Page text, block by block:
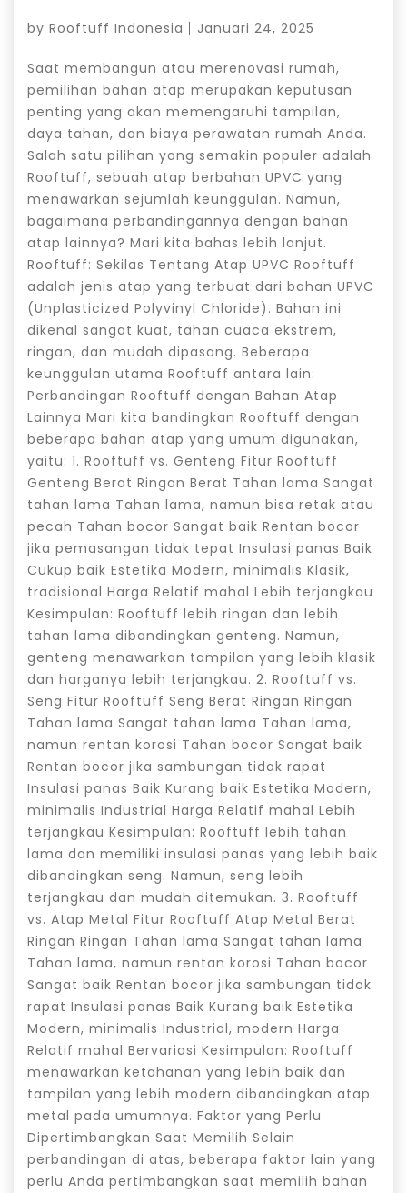
by Rooftuff Indonesia Januari 24, 2025
Saat membangun atau merenovasi rumah,
pemilihan bahan atap merupakan keputusan
penting yang akan memengaruhi tampilan,
daya tahan, dan biaya perawatan rumah Anda.
Salah satu pilihan yang semakin populer adalah
Rooftuff, sebuah atap berbahan UPVC yang
menawarkan sejumlah keunggulan. Namun,
bagaimana perbandingannya dengan bahan
atap lainnya? Mari kita bahas lebih lanjut.
Rooftuff: Sekilas Tentang Atap UPVC Rooftuff
adalah jenis atap yang terbuat dari bahan UPVC
(Unplasticized Polyvinyl Chloride). Bahan ini
dikenal sangat kuat, tahan cuaca ekstrem,
ringan, dan mudah dipasang. Beberapa
keunggulan utama Rooftuff antara lain:
Perbandingan Rooftuff dengan Bahan Atap
Lainnya Mari kita bandingkan Rooftuff dengan
beberapa bahan atap yang umum digunakan,
yaitu: 1. Rooftuff vs. Genteng Fitur Rooftuff
Genteng Berat Ringan Berat Tahan lama Sangat
tahan lama Tahan lama, namun bisa retak atau
pecah Tahan bocor Sangat baik Rentan bocor
jika pemasangan tidak tepat Insulasi panas Baik
Cukup baik Estetika Modern, minimalis Klasik,
tradisional Harga Relatif mahal Lebih terjangkau
Kesimpulan: Rooftuff lebih ringan dan lebih
tahan lama dibandingkan genteng. Namun,
genteng menawarkan tampilan yang lebih klasik
dan harganya lebih terjangkau. 2. Rooftuff vs.
Seng Fitur Rooftuff Seng Berat Ringan Ringan
Tahan lama Sangat tahan lama Tahan lama,
namun rentan korosi Tahan bocor Sangat baik
Rentan bocor jika sambungan tidak rapat
Insulasi panas Baik Kurang baik Estetika Modern,
minimalis Industrial Harga Relatif mahal Lebih
terjangkau Kesimpulan: Rooftuff lebih tahan
lama dan memiliki insulasi panas yang lebih baik
dibandingkan seng. Namun, seng lebih
terjangkau dan mudah ditemukan. 3. Rooftuff
vs. Atap Metal Fitur Rooftuff Atap Metal Berat
Ringan Ringan Tahan lama Sangat tahan lama
Tahan lama, namun rentan korosi Tahan bocor
Sangat baik Rentan bocor jika sambungan tidak
rapat Insulasi panas Baik Kurang baik Estetika
Modern, minimalis Industrial, modern Harga
Relatif mahal Bervariasi Kesimpulan: Rooftuff
menawarkan ketahanan yang lebih baik dan
tampilan yang lebih modern dibandingkan atap
metal pada umumnya. Faktor yang Perlu
Dipertimbangkan Saat Memilih Selain
perbandingan di atas, beberapa faktor lain yang
perlu Anda pertimbangkan saat memilih bahan